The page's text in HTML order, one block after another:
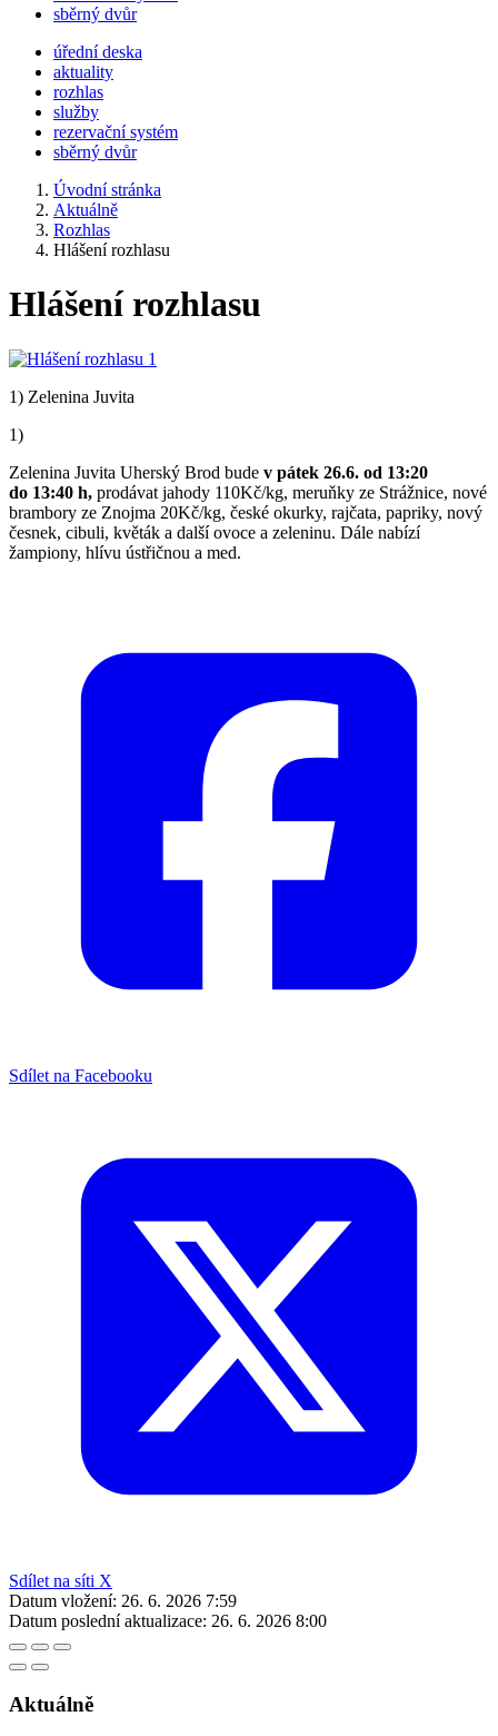
sběrný dvůr
úřední deska
aktuality
rozhlas
služby
rezervační systém
sběrný dvůr
Úvodní stránka
Aktuálně
Rozhlas
Hlášení rozhlasu
Hlášení rozhlasu
1) Zelenina Juvita
1)
Zelenina Juvita Uherský Brod bude v pátek 26.6. od 13:20
do 13:40 h, prodávat jahody 110Kč/kg, meruňky ze Strážnice, nové
brambory ze Znojma 20Kč/kg, české okurky, rajčata, papriky, nový
česnek, cibuli, květák a další ovoce a zeleninu. Dále nabízí
žampiony, hlívu ústřičnou a med.
Sdílet na Facebooku
Sdílet na síti X
Datum vložení: 26. 6. 2026 7:59
Datum poslední aktualizace: 26. 6. 2026 8:00
Aktuálně